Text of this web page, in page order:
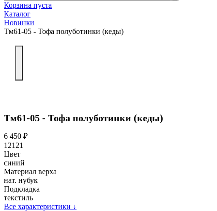
Корзина пуста
Каталог
Новинки
Тм61-05 - Тофа полуботинки (кеды)
Тм61-05 - Тофа полуботинки (кеды)
6 450 ₽
12121
Цвет
синий
Материал верха
нат. нубук
Подкладка
текстиль
Все характеристики ↓